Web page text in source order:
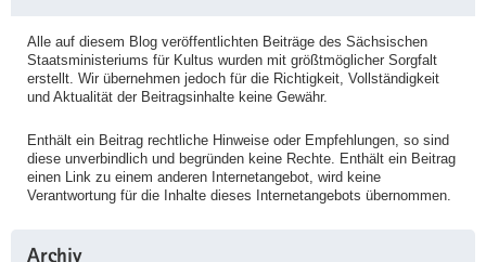
Alle auf diesem Blog veröffentlichten Beiträge des Sächsischen
Staatsministeriums für Kultus wurden mit größtmöglicher Sorgfalt
erstellt. Wir übernehmen jedoch für die Richtigkeit, Vollständigkeit
und Aktualität der Beitragsinhalte keine Gewähr.
Enthält ein Beitrag rechtliche Hinweise oder Empfehlungen, so sind
diese unverbindlich und begründen keine Rechte. Enthält ein Beitrag
einen Link zu einem anderen Internetangebot, wird keine
Verantwortung für die Inhalte dieses Internetangebots übernommen.